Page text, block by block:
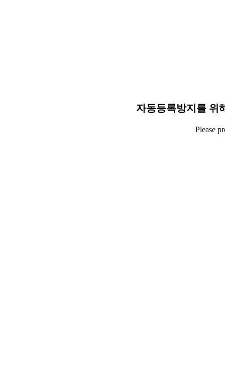
자동등록방지를 위
Please